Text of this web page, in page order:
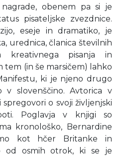
obenem pa si je
pisateljske zvezdnice.
eseje in dramatiko, je
urednica, članica številnih
kreativnega pisanja in
tem (in še marsičem) lahko
ki je njeno drugo
v slovenščino. Avtorica v
o svoji življenjski
Poglavja v knjigi so
kronološko, Bernardine
kot hčer Britanke in
od osmih otrok, ki se je